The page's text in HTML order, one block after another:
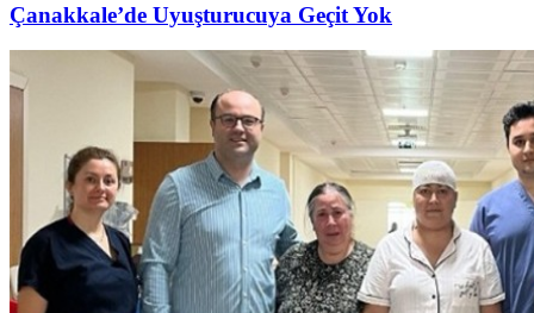
Çanakkale’de Uyuşturucuya Geçit Yok